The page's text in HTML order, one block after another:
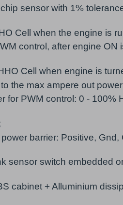
sensor with 1%
Cell when the engine is
control, after engine ON
Cell when engine is
the max ampere out
for PWM control: 0 - 100%
barrier: Positive, Gnd,
sensor switch embedded
cabinet + Alluminium